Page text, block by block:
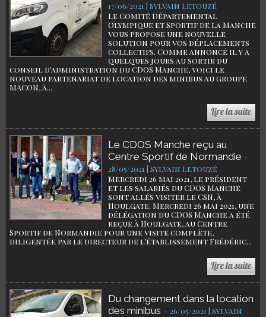
17/06/2021 | Sylvain Letouzé
Le Comité Départemental
Olympique et Sportif de la Manche
vous propose une nouvelle
solution pour vos déplacements
collectifs. Comme annoncé il y a
quelques jours au sortir du
conseil d'administration du CDOS Manche, voici le
nouveau partenariat de location des minibus au groupe
MACON, à...
Le CDOS Manche reçu au
Centre Sportif de Normandie -
28/05/2021 | Sylvain Letouzé
Mercredi 26 mai 2021, le président
et les salariés du CDOS Manche
sont allés visiter le CSN, à
Houlgate. Mercredi 26 mai 2021, une
délégation du CDOS Manche a été
reçue à Houlgate, au Centre
Sportif de Normandie pour une visite complète,
diligentée par le directeur de l’établissement Frédéric...
Du changement dans la location
des minibus - 26/05/2021 | Sylvain